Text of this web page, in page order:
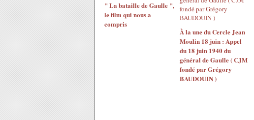
" La bataille de Gaulle ",
le film qui nous a
compris
À la une du Cercle Jean
Moulin 18 juin : Appel
du 18 juin 1940 du
général de Gaulle ( CJM
fondé par Grégory
BAUDOUIN )